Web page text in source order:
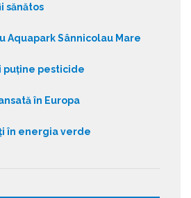
sănătos
Aquapark Sânnicolau Mare
puține pesticide
în Europa
în energia verde